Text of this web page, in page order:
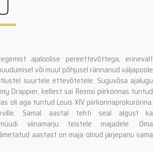
ajaloolise pereettevõttega, erinevalt
või muul põhjusel rännanud väljapoole
suurtele ettevõtetele. Suguvõsa ajalugu
Drappier, kellest sai Reimsi piirkonnas tuntud
oli aga tuntud Louis XIV piirkonnaprokurörina.
Samal aastal tehti seal algust ka
viinamarju teistele majadele. Oma
aastast on maja olnud järjepanu sama